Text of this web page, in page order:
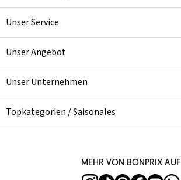
Unser Service
Unser Angebot
Unser Unternehmen
Topkategorien / Saisonales
Mehr von bonprix auf